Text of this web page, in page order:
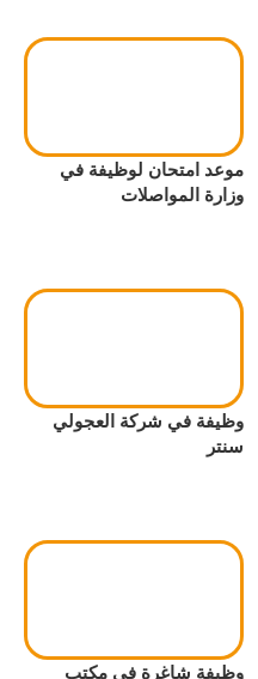
موعد امتحان لوظيفة في
وزارة المواصلات
وظيفة في شركة العجولي
سنتر
وظيفة شاغرة في مكتب